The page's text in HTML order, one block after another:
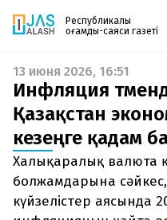
Республикалық
қоғамдық-саяси газеті
Жаңалықтар
Спорт
Live
Руханият
Аймақ
Архив
Заң және тәртіп
Редакциямен байланыс
Газетке жазылу
PDF форматтағы газетті
поштаңызға алып
шыққан сәтте сізге бірден
енгізіңіз, біз қалғанын
13 июня 2026, 16:51
Инфляция
Қазақстан
кезеңге қадам
Халықаралық валюта
болжамдарына
күйзелістер аясында